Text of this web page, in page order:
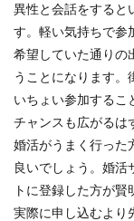
異性と会話をすると
す。軽い気持ちで参
希望していた通りの
うことになります。
いちょい参加するこ
チャンスも広がるは
婚活がうまく行った
良いでしょう。婚活
トに登録した方が賢
実際に申し込むより